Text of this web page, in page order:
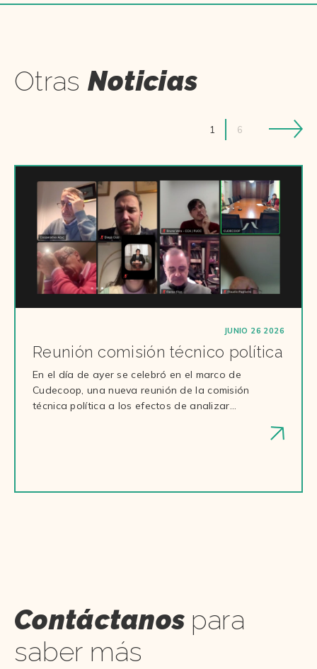
Otras Noticias
1 6
JUNIO 26 2026
Reunión comisión técnico política
En el día de ayer se celebró en el marco de
Cudecoop, una nueva reunión de la comisión
técnica política a los efectos de analizar…
Contáctanos para
saber más